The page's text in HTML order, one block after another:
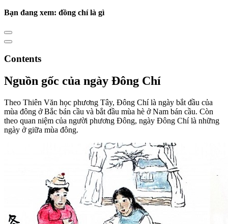
Bạn đang xem: đồng chí là gì
Contents
Nguồn gốc của ngày Đông Chí
Theo Thiên Văn học phương Tây, Đông Chí là ngày bắt đầu của
mùa đông ở Bắc bán cầu và bắt đầu mùa hè ở Nam bán cầu. Còn
theo quan niệm của người phương Đông, ngày Đông Chí là những
ngày ở giữa mùa đông.